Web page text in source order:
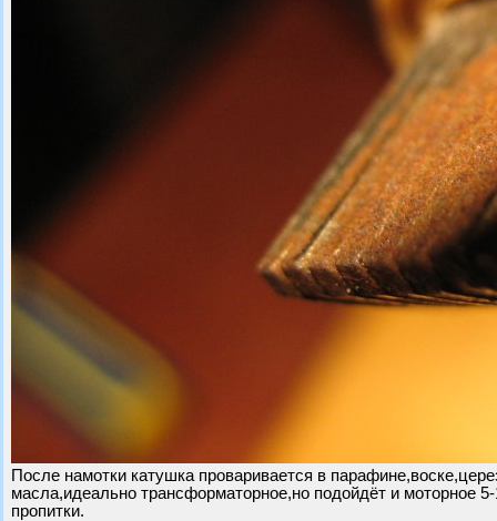
После намотки катушка проваривается в
масла,идеально трансформаторное,но подойдёт и моторное
пропитки.